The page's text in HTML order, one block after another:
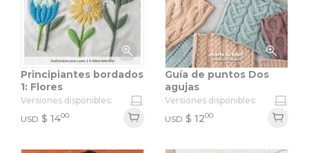
Principiantes bordados
1: Flores
Versiones disponibles:
USD $ 1400
Guía de puntos Dos
agujas
Versiones disponibles:
USD $ 1200